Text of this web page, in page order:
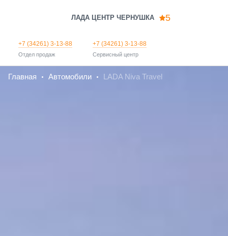
ЛАДА ЦЕНТР ЧЕРНУШКА 5
+7 (34261) 3-13-88
Отдел продаж
+7 (34261) 3-13-88
Сервисный центр
Главная Автомобили LADA Niva Travel